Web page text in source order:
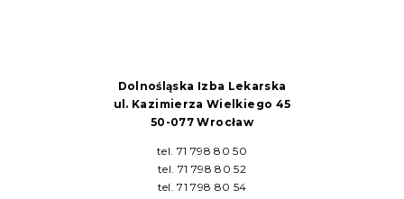
Dolnośląska Izba Lekarska
ul. Kazimierza Wielkiego 45
50-077 Wrocław
tel. 71 798 80 50
tel. 71 798 80 52
tel. 71 798 80 54